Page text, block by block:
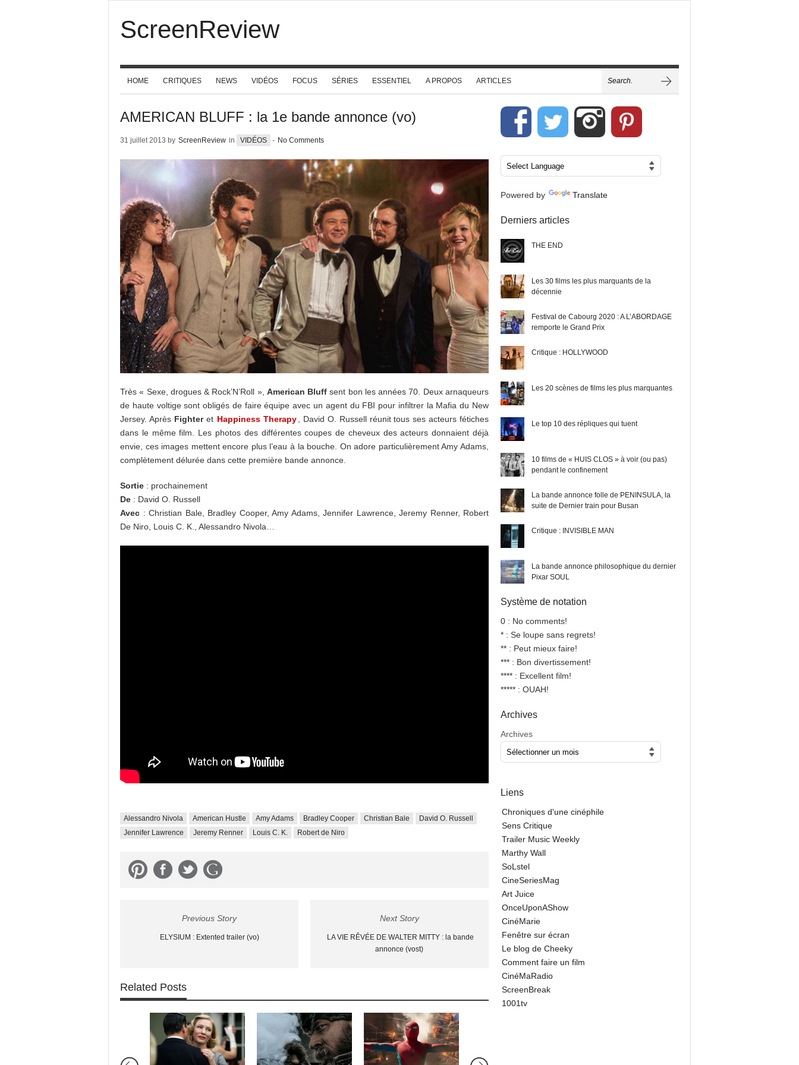
ScreenReview
HOME CRITIQUES NEWS VIDÉOS FOCUS SÉRIES ESSENTIEL A PROPOS ARTICLES
AMERICAN BLUFF : la 1e bande annonce (vo)
31 juillet 2013 by ScreenReview in VIDÉOS - No Comments
Très « Sexe, drogues & Rock’N’Roll », American Bluff sent bon les années 70. Deux arnaqueurs
de haute voltige sont obligés de faire équipe avec un agent du FBI pour infiltrer la Mafia du New
Jersey. Après Fighteret Happiness Therapy, David O. Russell réunit tous ses acteurs fétiches
dans le même film. Les photos des différentes coupes de cheveux des acteurs donnaient déjà
envie, ces images mettent encore plus l’eau à la bouche. On adore particulièrement Amy Adams,
complètement délurée dans cette première bande annonce.
Sortie : prochainement
De : David O. Russell
Avec : Christian Bale, Bradley Cooper, Amy Adams, Jennifer Lawrence, Jeremy Renner, Robert
De Niro, Louis C. K., Alessandro Nivola…
Alessandro Nivola American Hustle Amy Adams Bradley Cooper Christian Bale
David O. Russell
Jennifer Lawrence
Jeremy Renner Louis C. K. Robert de Niro
Previous Story
ELYSIUM : Extented trailer (vo)
Next Story
LA VIE RÊVÉE DE WALTER MITTY : la bande
annonce (vost)
Related Posts
Powered by Translate
Derniers articles
THE END
Les 30 films les plus marquants de la
décennie
Festival de Cabourg 2020 : A L’ABORDAGE
remporte le Grand Prix
Critique : HOLLYWOOD
Les 20 scènes de films les plus marquantes
Le top 10 des répliques qui tuent
10 films de « HUIS CLOS » à voir (ou pas)
pendant le confinement
La bande annonce folle de PENINSULA, la
suite de Dernier train pour Busan
Critique : INVISIBLE MAN
La bande annonce philosophique du dernier
Pixar SOUL
Système de notation
0 : No comments!
* : Se loupe sans regrets!
** : Peut mieux faire!
*** : Bon divertissement!
**** : Excellent film!
***** : OUAH!
Archives
Archives
Liens
Chroniques d'une cinéphile
Sens Critique
Trailer Music Weekly
Marthy Wall
SoLstel
CineSeriesMag
Art Juice
OnceUponAShow
CinéMarie
Fenêtre sur écran
Le blog de Cheeky
Comment faire un film
CinéMaRadio
ScreenBreak
1001tv